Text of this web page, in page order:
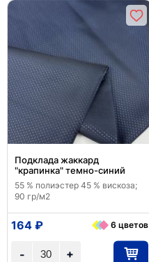
Подклада жаккард
"крапинка" темно-синий
55 % полиэстер 45 % вискоза;
90 гр/м2
+
-
164 ₽ 6 цветов